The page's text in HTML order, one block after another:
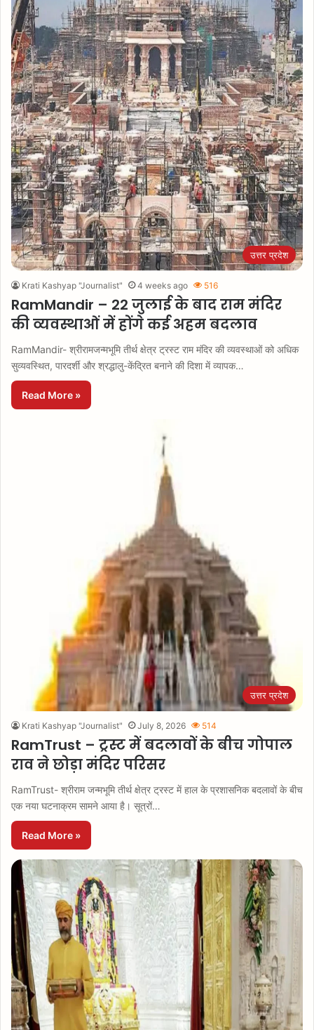
उत्तर प्रदेश
Krati Kashyap "Journalist" 4 weeks ago 516
RamMandir – 22 जुलाई के बाद राम मंदिर
की व्यवस्थाओं में होंगे कई अहम बदलाव
RamMandir- श्रीरामजन्मभूमि तीर्थ क्षेत्र ट्रस्ट राम मंदिर की व्यवस्थाओं को अधिक
सुव्यवस्थित, पारदर्शी और श्रद्धालु-केंद्रित बनाने की दिशा में व्यापक…
Read More »
उत्तर प्रदेश
Krati Kashyap "Journalist" July 8, 2026 514
RamTrust – ट्रस्ट में बदलावों के बीच गोपाल
राव ने छोड़ा मंदिर परिसर
RamTrust- श्रीराम जन्मभूमि तीर्थ क्षेत्र ट्रस्ट में हाल के प्रशासनिक बदलावों के बीच
एक नया घटनाक्रम सामने आया है। सूत्रों…
Read More »